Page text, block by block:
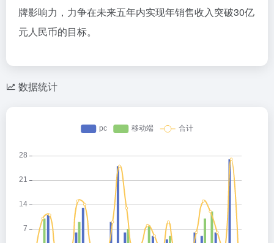
牌影响力，力争在未来五年内实现年销售收入突破30亿
元人民币的目标。
数据统计